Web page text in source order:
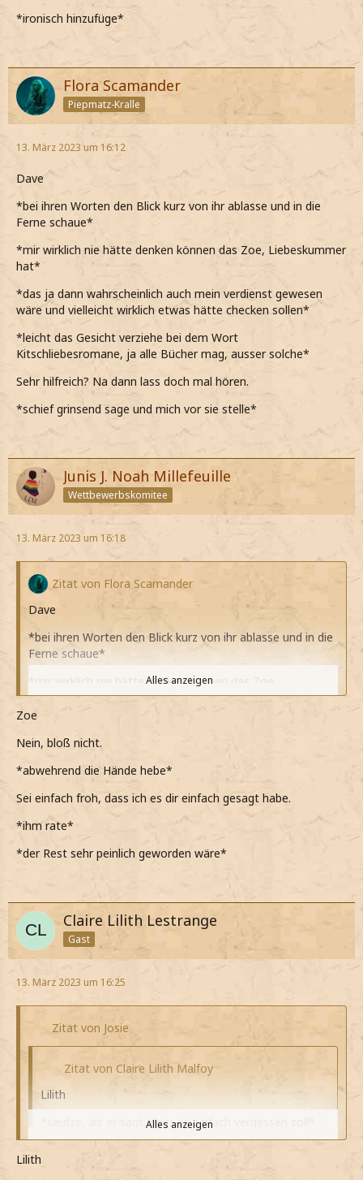
*ironisch hinzufüge*
Flora Scamander
Piepmatz-Kralle
13. März 2023 um 16:12
Dave
*bei ihren Worten den Blick kurz von ihr ablasse und in die
Ferne schaue*
*mir wirklich nie hätte denken können das Zoe, Liebeskummer
hat*
*das ja dann wahrscheinlich auch mein verdienst gewesen
wäre und vielleicht wirklich etwas hätte checken sollen*
*leicht das Gesicht verziehe bei dem Wort
Kitschliebesromane, ja alle Bücher mag, ausser solche*
Sehr hilfreich? Na dann lass doch mal hören.
*schief grinsend sage und mich vor sie stelle*
Junis J. Noah Millefeuille
Wettbewerbskomitee
13. März 2023 um 16:18
Zitat von Flora Scamander
Dave
*bei ihren Worten den Blick kurz von ihr ablasse und in die
Ferne schaue*
*mir wirklich nie hätte denken können das Zoe,
Liebeskummer hat*
wäre und vielleicht wirklich etwas hätte checken sollen*
*leicht das Gesicht verziehe bei dem Wort
Kitschliebesromane, ja alle Bücher mag, ausser solche*
Sehr hilfreich? Na dann lass doch mal hören.
*schief grinsend sage und mich vor sie stelle*
Alles anzeigen
Zoe
Nein, bloß nicht.
*abwehrend die Hände hebe*
Sei einfach froh, dass ich es dir einfach gesagt habe.
*ihm rate*
*der Rest sehr peinlich geworden wäre*
Claire Lilith Lestrange
Gast
13. März 2023 um 16:25
Zitat von Josie
Zitat von Claire Lilith Malfoy
Lilith
*seufze, als er sagt, dass es einfach vergessen soll*
zusammenzieht, als er meint, dass er sich nicht sicher
Alles anzeigen
Lilith